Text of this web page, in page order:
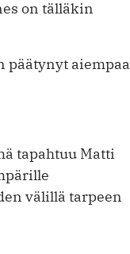
on tälläkin
päätynyt aiempaa
tapahtuu Matti
välillä tarpeen